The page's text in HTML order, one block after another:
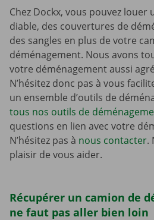
Chez Dockx, vous pouvez
diable, des couvertures de
des sangles en plus de votre
déménagement. Nous avons
votre déménagement aussi
N’hésitez donc pas à vous
un ensemble d’outils de
tous nos outils de
questions en lien avec votre
N’hésitez pas à nous contacter.
plaisir de vous aider.
Récupérer un camion de
ne faut pas aller bien loin